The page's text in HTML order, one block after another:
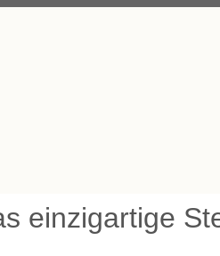
einzigartige